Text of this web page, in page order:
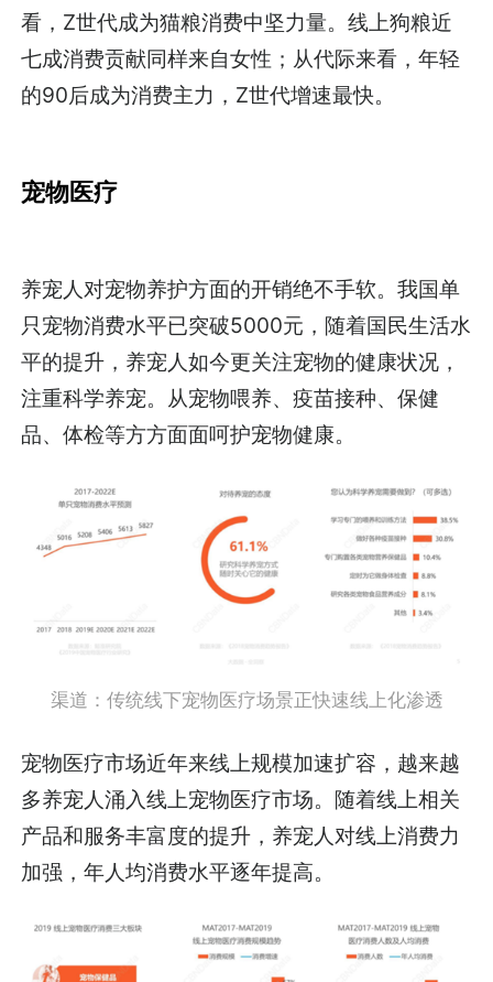
看，Z世代成为猫粮消费中坚力量。线上狗粮近
七成消费贡献同样来自女性；从代际来看，年轻
的90后成为消费主力，Z世代增速最快。
宠物医疗
养宠人对宠物养护方面的开销绝不手软。我国单
只宠物消费水平已突破5000元，随着国民生活水
平的提升，养宠人如今更关注宠物的健康状况，
注重科学养宠。从宠物喂养、疫苗接种、保健
品、体检等方方面面呵护宠物健康。
渠道：传统线下宠物医疗场景正快速线上化渗透
宠物医疗市场近年来线上规模加速扩容，越来越
多养宠人涌入线上宠物医疗市场。随着线上相关
产品和服务丰富度的提升，养宠人对线上消费力
加强，年人均消费水平逐年提高。